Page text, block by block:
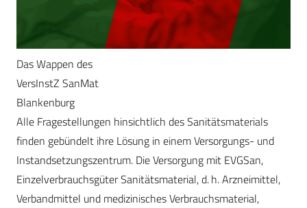
Das Wappen des
VersInstZ SanMat
Blankenburg
Alle Fragestellungen hinsichtlich des Sanitätsmaterials
finden gebündelt ihre Lösung in einem Versorgungs- und
Instandsetzungszentrum. Die Versorgung mit EVGSan,
Einzelverbrauchsgüter Sanitätsmaterial, d. h. Arzneimittel,
Verbandmittel und medizinisches Verbrauchsmaterial,